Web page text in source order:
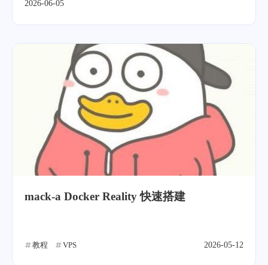
2026-06-05
mack-a Docker Reality 快速搭建
教程 VPS 2026-05-12